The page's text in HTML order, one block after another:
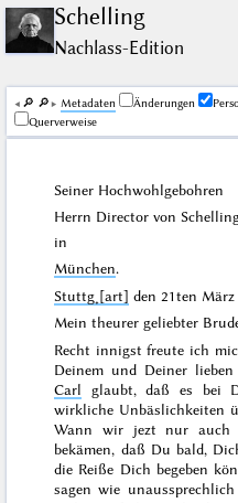
Schelling
Nachlass-Edition
🔎︎ 🔎︎ Me­ta­da­ten Änderungen
Querverweise
Seiner Hochwohlgebohren
Herrn Director von
in
München.
Stuttg˖[art] den 21ten März
Mein theurer geliebter
Recht innigst freute ich
Deinem und Deiner
Carl glaubt, daß es bei
wirkliche Unbäslichkeiten
Wann wir jezt nur auch
bekämen, daß Du bald,
die Reiße Dich begeben
sagen wie